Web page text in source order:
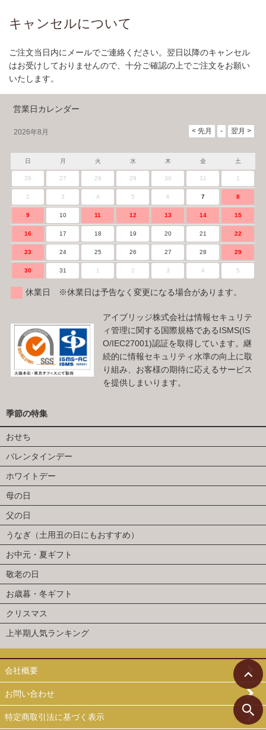
キャンセルについて
ご注文当日内にメールでご連絡ください。翌日以降のキャンセル
はお受けしておりませんので、十分ご確認の上でご注文をお願い
いたします。
営業日カレンダー
2026年8月
日 月 火 水 木 金 土
26 27 28 29 30 31 1
2 3 4 5 6 7 8
9 10 11 12 13 14 15
16 17 18 19 20 21 22
23 24 25 26 27 28 29
30 31 1 2 3 4 5
休業日 ※休業日は予告なく変更になる場合があります。
アイブリッジ株式会社は情報セキュリテ
ィ管理に関する国際規格であるISMS(IS
O/IEC27001)認証を取得しています。継
続的に情報セキュリティ水準の向上に取
り組み、お客様の期待に応えるサービス
を提供しまいります。
季節の特集
おせち
バレンタインデー
ホワイトデー
母の日
父の日
うなぎ（土用丑の日にもおすすめ）
お中元・夏ギフト
敬老の日
お歳暮・冬ギフト
クリスマス
上半期人気ランキング
会社概要
お問い合わせ
特定商取引法に基づく表示